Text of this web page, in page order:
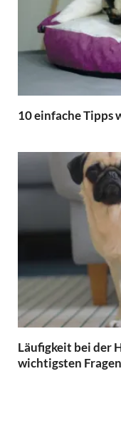
10 einfache Tipps
Läufigkeit bei der
wichtigsten Fragen